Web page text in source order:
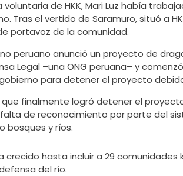
de HKK, Mari Luz había
Tras el vertido de Saramuro, situó a
portavoz de la comunidad.
peruano anunció un proyecto de
Legal –una ONG peruana– y
para detener el proyecto
que finalmente logró detener el
de reconocimiento por parte del
bosques y ríos.
crecido hasta incluir a 29
del río.